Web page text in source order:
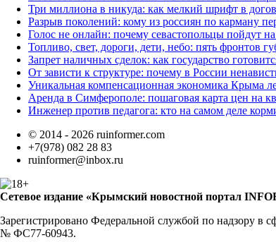
Три миллиона в никуда: как мелкий шрифт в
Разрыв поколений: кому из россиян по карману
Голос не онлайн: почему севастопольцы пойдут
Топливо, свет, дороги, дети, небо: пять фронтов
Запрет наличных сделок: как государство
От зависти к структуре: почему в России
Уникальная компенсационная экономика Крыма
Аренда в Симферополе: пошаговая карта цен на
Инженер против педагога: кто на самом деле
© 2014 - 2026 ruinformer.com
+7(978) 082 28 83
ruinformer@inbox.ru
Сетевое издание «Крымский новостной портал
Зарегистрировано Федеральной службой по надзору в
№ ФС77-60943.